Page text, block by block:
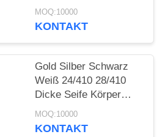
Creme Lotion Pumpe
MOQ:10000
KONTAKT
Gold Silber Schwarz
Weiß 24/410 28/410
Dicke Seife Körper
Lotion Dispenser
Kunststoff Aluminium
MOQ:10000
KONTAKT